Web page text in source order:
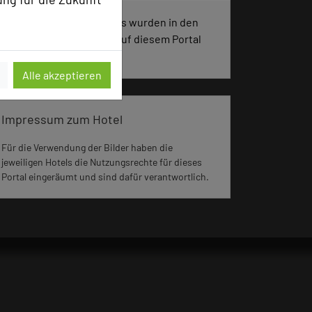
Alle akzeptieren
2231 Seiten dieses Hotels wurden in den
vergangenen 30 Tagen auf diesem Portal
aufgerufen.
Impressum zum Hotel
Für die Verwendung der Bilder haben die
jeweiligen Hotels die Nutzungsrechte für dieses
Portal eingeräumt und sind dafür verantwortlich.